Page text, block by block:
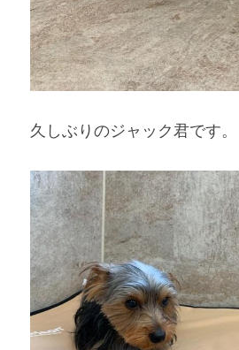
久しぶりのジャック君です。